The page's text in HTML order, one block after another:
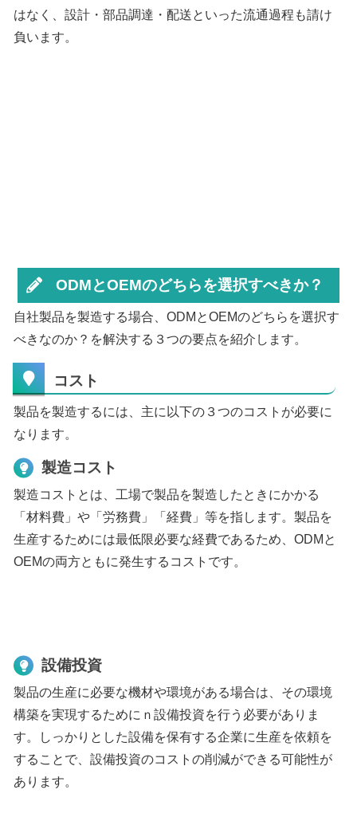
はなく、設計・部品調達・配送といった流通過程も請け
負います。
ODMとOEMのどちらを選択すべきか？
自社製品を製造する場合、ODMとOEMのどちらを選択す
べきなのか？を解決する３つの要点を紹介します。
コスト
製品を製造するには、主に以下の３つのコストが必要に
なります。
製造コスト
製造コストとは、工場で製品を製造したときにかかる
「材料費」や「労務費」「経費」等を指します。製品を
生産するためには最低限必要な経費であるため、ODMと
OEMの両方ともに発生するコストです。
設備投資
製品の生産に必要な機材や環境がある場合は、その環境
構築を実現するためにｎ設備投資を行う必要がありま
す。しっかりとした設備を保有する企業に生産を依頼を
することで、設備投資のコストの削減ができる可能性が
あります。